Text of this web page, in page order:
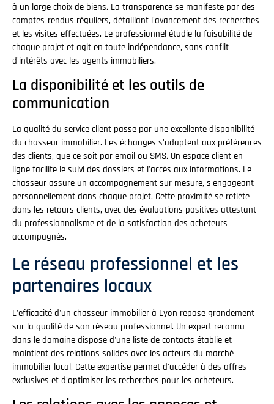
à un large choix de biens. La transparence se manifeste par des
comptes-rendus réguliers, détaillant l'avancement des recherches
et les visites effectuées. Le professionnel étudie la faisabilité de
chaque projet et agit en toute indépendance, sans conflit
d'intérêts avec les agents immobiliers.
La disponibilité et les outils de
communication
La qualité du service client passe par une excellente disponibilité
du chasseur immobilier. Les échanges s'adaptent aux préférences
des clients, que ce soit par email ou SMS. Un espace client en
ligne facilite le suivi des dossiers et l'accès aux informations. Le
chasseur assure un accompagnement sur mesure, s'engageant
personnellement dans chaque projet. Cette proximité se reflète
dans les retours clients, avec des évaluations positives attestant
du professionnalisme et de la satisfaction des acheteurs
accompagnés.
Le réseau professionnel et les
partenaires locaux
L'efficacité d'un chasseur immobilier à Lyon repose grandement
sur la qualité de son réseau professionnel. Un expert reconnu
dans le domaine dispose d'une liste de contacts établie et
maintient des relations solides avec les acteurs du marché
immobilier local. Cette expertise permet d'accéder à des offres
exclusives et d'optimiser les recherches pour les acheteurs.